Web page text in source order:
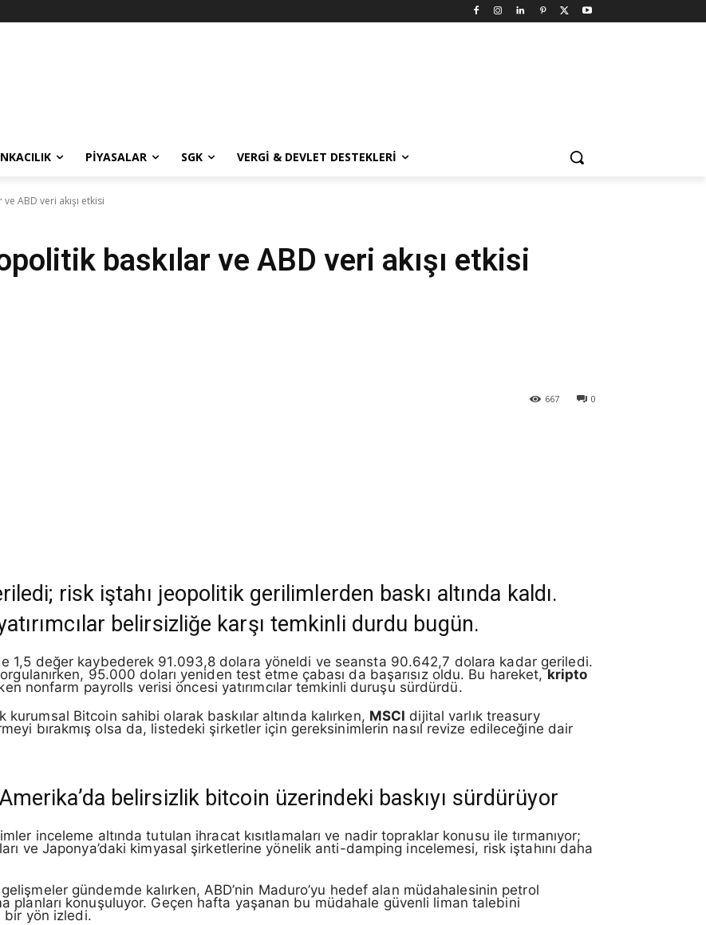
PIYASALAR SGK VERGI & DEVLET DESTEKLERI
ABD veri akışı etkisi
baskılar ve ABD veri akışı etkisi
0
667
risk iştahı jeopolitik gerilimlerden baskı altında kaldı.
belirsizliğe karşı temkinli durdu bugün.
1,5 değer kaybederek 91.093,8 dolara yöneldi ve seansta 90.642,7 dolara kadar geriledi.
sorgulanırken, 95.000 doları yeniden test etme çabası da başarısız oldu. Bu hareket,kripto
nonfarm payrolls verisi öncesi yatırımcılar temkinli duruşu sürdürdü.
kurumsal Bitcoin sahibi olarak baskılar altında kalırken, MSCI dijital varlık treasury
bırakmış olsa da, listedeki şirketler için gereksinimlerin nasıl revize edileceğine dair
belirsizlik bitcoin üzerindeki baskıyı sürdürüyor
inceleme altında tutulan ihracat kısıtlamaları ve nadir topraklar konusu ile tırmanıyor;
ve Japonya’daki kimyasal şirketlerine yönelik anti-damping incelemesi, risk iştahını daha
gündemde kalırken, ABD’nin Maduro’yu hedef alan müdahalesinin petrol
planları konuşuluyor. Geçen hafta yaşanan bu müdahale güvenli liman talebini
bir yön izledi.